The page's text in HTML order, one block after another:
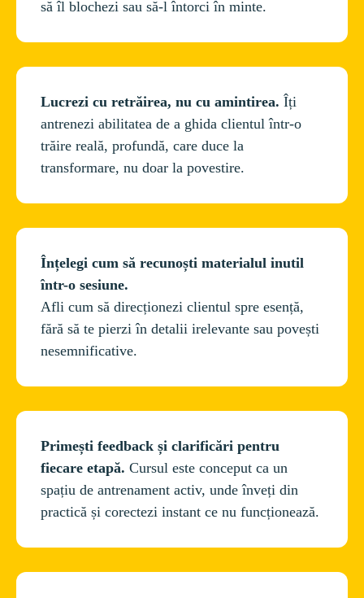
Lucrezi cu retrăirea, nu cu amintirea. Îți
antrenezi abilitatea de a ghida clientul într-o
trăire reală, profundă, care duce la
Înțelegi cum să recunoști materialul inutil
Afli cum să direcționezi clientul spre esență,
fără să te pierzi în detalii irelevante sau povești
Primești feedback și clarificări pentru
fiecare etapă. Cursul este conceput ca un
spațiu de antrenament activ, unde înveți din